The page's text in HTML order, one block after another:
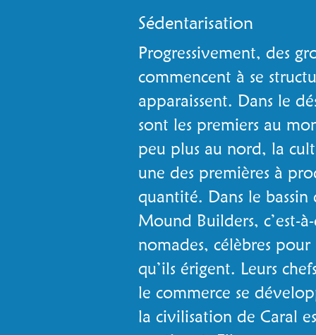
Sédentarisation
Progressivement, des
commencent à se
apparaissent. Dans le
sont les premiers au
peu plus au nord, la
une des premières à
quantité. Dans le
Mound Builders, c’est-
nomades, célèbres
qu’ils érigent. Leurs
le commerce se
la civilisation de Caral